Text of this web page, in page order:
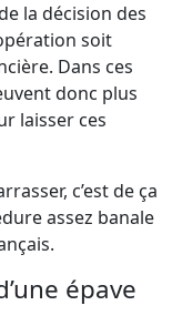
la décision des
soit
Dans ces
donc plus
laisser ces
c’est de ça
assez banale
épave